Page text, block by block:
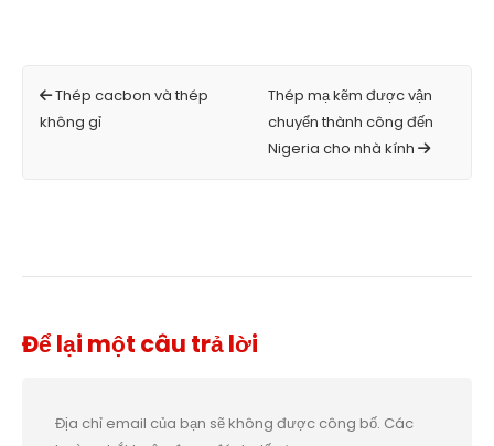
Thép cacbon và thép
không gỉ
Thép mạ kẽm được vận
chuyển thành công đến
Nigeria cho nhà kính
Để lại một câu trả lời
Địa chỉ email của bạn sẽ không được công bố. Các